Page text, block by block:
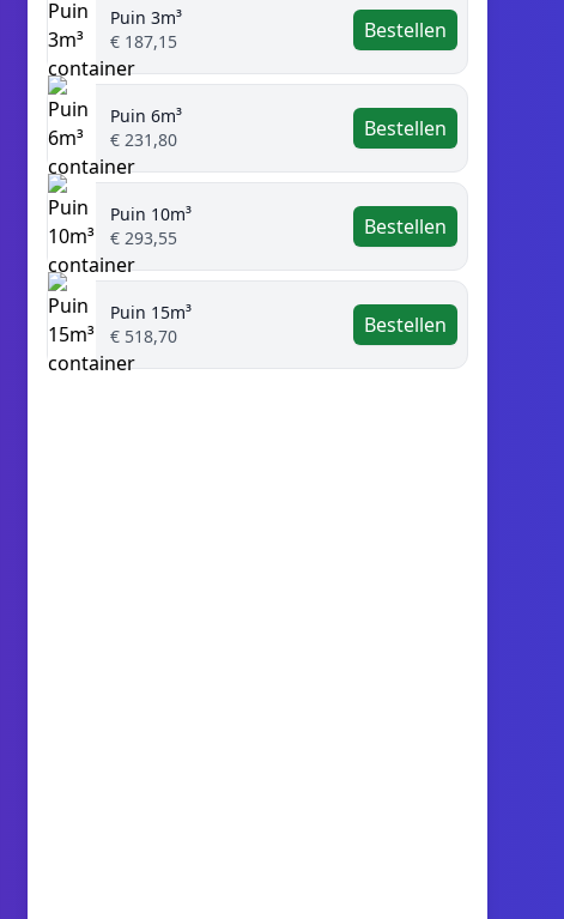
Puin 3m³
€ 187,15
Bestellen
Puin 6m³
€ 231,80
Bestellen
Puin 10m³
€ 293,55
Bestellen
Puin 15m³
€ 518,70
Bestellen